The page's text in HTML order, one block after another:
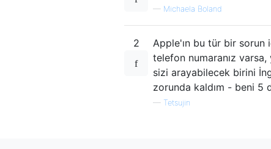
— Michaela Boland
2
Apple'ın bu tür bir sorun
telefon numaranız
sizi arayabilecek birini
zorunda kaldım - beni 5
— Tetsujin